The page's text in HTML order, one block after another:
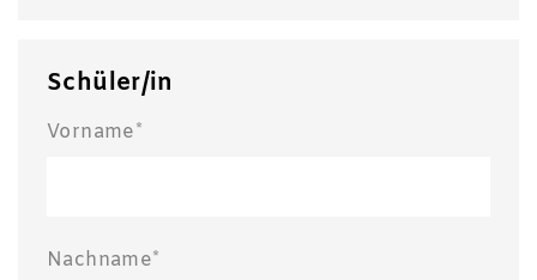
Schüler/in
Vorname*
Nachname*